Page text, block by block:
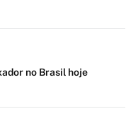
no Brasil hoje